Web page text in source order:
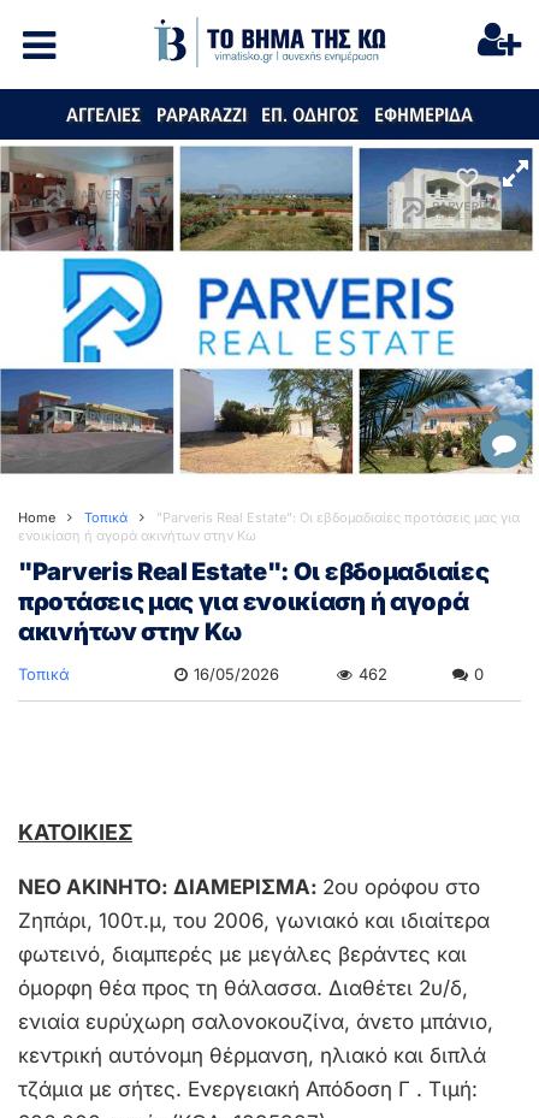
ΑΓΓΕΛΙΕΣ PAPARAZZI ΕΠ. ΟΔΗΓΟΣ ΕΦΗΜΕΡΙΔΑ
Home Τοπικά
"Parveris Real Estate": Οι εβδομαδιαίες προτάσεις μας για
ενοικίαση ή αγορά ακινήτων στην Κω
"Parveris Real Estate": Οι εβδομαδιαίες
προτάσεις μας για ενοικίαση ή αγορά
ακινήτων στην Κω
Τοπικά 16/05/2026 462 0
ΚΑΤΟΙΚΙΕΣ
ΝΕΟ ΑΚΙΝΗΤΟ: ΔΙΑΜΕΡΙΣΜΑ: 2ου ορόφου στο
Ζηπάρι, 100τ.μ, του 2006, γωνιακό και ιδιαίτερα
φωτεινό, διαμπερές με μεγάλες βεράντες και
όμορφη θέα προς τη θάλασσα. Διαθέτει 2υ/δ,
ενιαία ευρύχωρη σαλονοκουζίνα, άνετο μπάνιο,
κεντρική αυτόνομη θέρμανση, ηλιακό και διπλά
τζάμια με σήτες. Ενεργειακή Απόδοση Γ . Τιμή: